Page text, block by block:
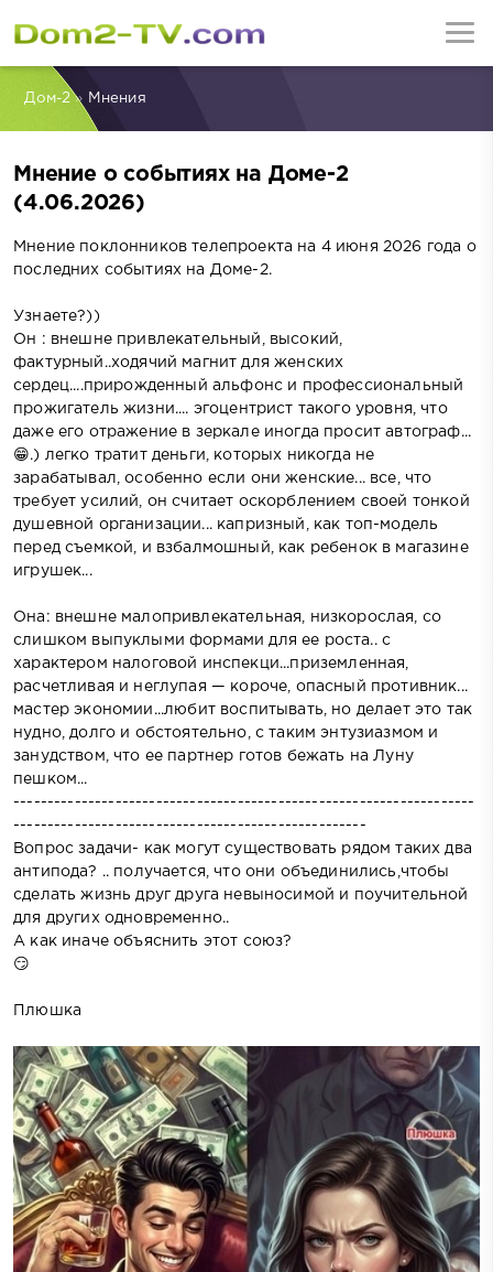
Дом-2» Мнения
Мнение о событиях на Доме-2
(4.06.2026)
Мнение поклонников телепроекта на 4 июня 2026 года о
последних событиях на Доме-2.
Узнаете?))
Он : внешне привлекательный, высокий,
фактурный..ходячий магнит для женских
сердец....прирожденный альфонс и профессиональный
прожигатель жизни.... эгоцентрист такого уровня, что
даже его отражение в зеркале иногда просит автограф...
😁.) легко тратит деньги, которых никогда не
зарабатывал, особенно если они женские... все, что
требует усилий, он считает оскорблением своей тонкой
душевной организации... капризный, как топ-модель
перед съемкой, и взбалмошный, как ребенок в магазине
игрушек...
Она: внешне малопривлекательная, низкорослая, со
слишком выпуклыми формами для ее роста.. с
характером налоговой инспекци...приземленная,
расчетливая и неглупая — короче, опасный противник...
мастер экономии...любит воспитывать, но делает это так
нудно, долго и обстоятельно, с таким энтузиазмом и
занудством, что ее партнер готов бежать на Луну
пешком...
--------------------------------------------------------------------
----------------------------------------------------
Вопрос задачи- как могут существовать рядом таких два
антипода? .. получается, что они объединились,чтобы
сделать жизнь друг друга невыносимой и поучительной
для других одновременно..
А как иначе объяснить этот союз?
😏
Плюшка